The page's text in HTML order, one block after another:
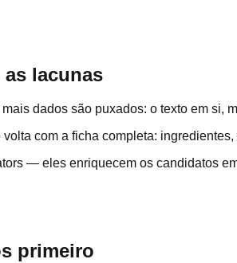
lacunas
dados são puxados: o texto em si,
com a ficha completa:
— eles enriquecem os candidatos
primeiro